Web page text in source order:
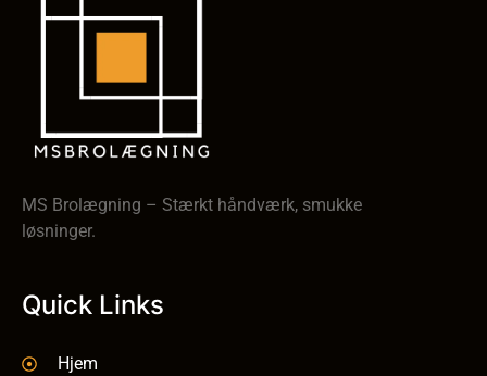
MS Brolægning – Stærkt håndværk, smukke
løsninger.
Quick Links
Hjem